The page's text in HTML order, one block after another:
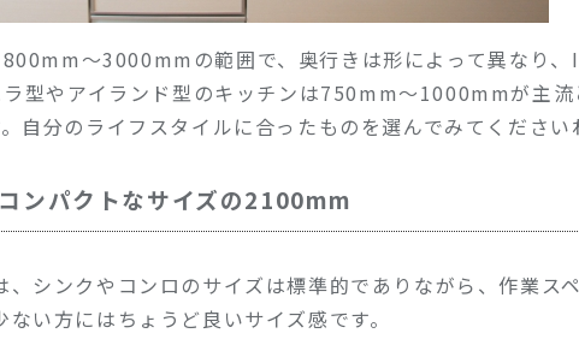
〜3000mmの範囲で、奥行きは形によって異なり 、
型やアイランド型のキッチンは750mm〜1000mmが主流
自分のライフスタイルに合ったものを選んでみてください
ンパクトなサイズの2100mm
、シンクやコンロのサイズは標準的でありながら、作業ス
い方にはちょうど良いサイズ感です。